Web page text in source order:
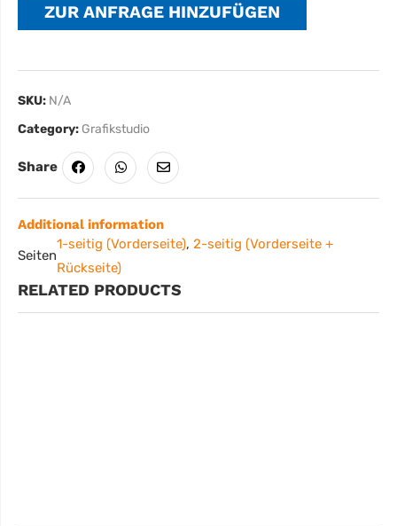
ZUR ANFRAGE HINZUFÜGEN
SKU: N/A
Category: Grafikstudio
Share
Additional information
Seiten
1-seitig (Vorderseite), 2-seitig (Vorderseite +
Rückseite)
RELATED PRODUCTS